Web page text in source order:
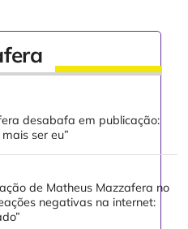
desabafa em publicação:
ser eu”
de Matheus Mazzafera no
negativas na internet: